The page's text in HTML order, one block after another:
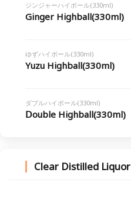
ジンジャーハイボール(330ml)
Ginger Highball(330ml)
ゆずハイボール(330ml)
Yuzu Highball(330ml)
ダブルハイボール(330ml)
Ⅾouble Highball(330ml)
Clear Distilled Liquor